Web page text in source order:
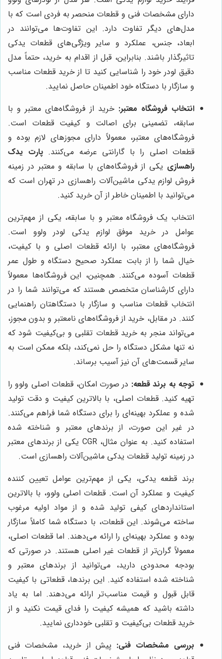
دارای مشخصات فنی و قطعات منحصر به فردی است که با
مدل‌های دیگر تفاوت دارد. این تفاوت‌ها می‌توانند در
ابعاد، جنس، عملکرد و سایر ویژگی‌های قطعات یدکی
تاثیرگذار باشند. بنابراین، قبل از اقدام به خرید، حتماً مدل
دقیق لودر خود را شناسایی کنید تا از خرید قطعات مناسب
و سازگار با دستگاه خود اطمینان حاصل نمایید.
انتخاب فروشگاه معتبر: خرید از فروشگاه‌های معتبر و با
سابقه، تضمینی برای اصالت و کیفیت قطعات است.
فروشگاه‌های معتبر، معمولاً دارای مجوزهای لازم بوده و
قطعات اصلی را با گارانتی عرضه می‌کنند.پارت یدک
راهسازی یکی از فروشگاه‌های با سابقه و معتبر در زمینه
فروش لوازم یدکی ماشین‌آلات راهسازی در تهران است که
می‌توانید با اطمینان خاطر از آن خرید کنید.
انتخاب یک فروشگاه معتبر و با سابقه، یکی از مهم‌ترین
عوامل در خرید موفق لوازم یدکی لودر ولوو است.
فروشگاه‌های معتبر، با ارائه قطعات اصلی و با کیفیت،
خیال شما را از بابت عملکرد صحیح دستگاه و طول عمر
قطعات آسوده می‌کنند. همچنین، این فروشگاه‌ها معمولاً
دارای کارشناسان متخصص هستند که می‌توانند شما را در
انتخاب قطعات مناسب و سازگار با دستگاهتان راهنمایی
کنند. در مقابل، خرید از فروشگاه‌های نامعتبر و بدون مجوز،
می‌تواند منجر به خرید قطعات تقلبی و بی‌کیفیت شود که
نه تنها مشکل دستگاه را حل نمی‌کند، بلکه ممکن است به
سایر قسمت‌های آن نیز آسیب برساند.
توجه به برند قطعه: در صورت امکان، قطعات اصلی ولوو را
تهیه کنید. قطعات اصلی، با بالاترین کیفیت و دقت تولید
شده و عملکرد بهینه‌ای را برای دستگاه شما فراهم می‌کنند.
در غیر این صورت، از برندهای معتبر و شناخته شده
استفاده کنید. به عنوان مثال، CGR یکی از برندهای معتبر
در زمینه تولید قطعات یدکی ماشین‌آلات راهسازی است.
برند قطعه یدکی، یکی از مهم‌ترین عوامل تعیین کننده
کیفیت و عملکرد آن است. قطعات اصلی ولوو، با بالاترین
استانداردهای کیفی تولید شده و از مواد اولیه مرغوب
ساخته می‌شوند. این قطعات، با دستگاه شما کاملاً سازگار
بوده و عملکرد بهینه‌ای را ارائه می‌دهند. اما قطعات اصلی،
معمولاً گران‌تر از قطعات غیر اصلی هستند. در صورتی که
بودجه محدودی دارید، می‌توانید از برندهای معتبر و
شناخته شده استفاده کنید. این برندها، قطعاتی با کیفیت
قابل قبول و قیمت مناسب‌تر ارائه می‌دهند. اما به یاد
داشته باشید که همیشه کیفیت را فدای قیمت نکنید و از
خرید قطعات بی‌کیفیت و تقلبی خودداری نمایید.
بررسی مشخصات فنی: پیش از خرید، مشخصات فنی